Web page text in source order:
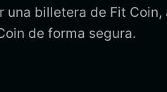
una billetera de Fit
de forma segura.